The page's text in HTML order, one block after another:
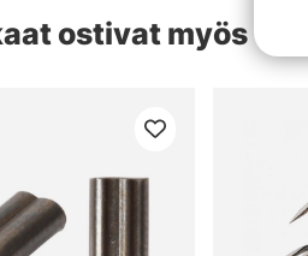
ostivat myös